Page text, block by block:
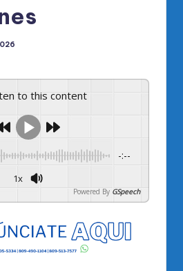
to this content
-:--
1x
Powered By GSpeech